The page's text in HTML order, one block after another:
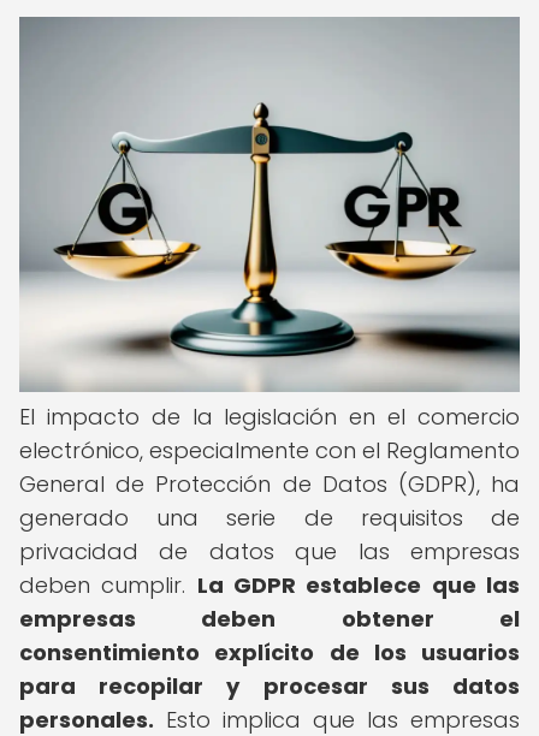
El impacto de la legislación en el comercio
electrónico, especialmente con el Reglamento
General de Protección de Datos (GDPR), ha
generado una serie de requisitos de
privacidad de datos que las empresas
deben cumplir. La GDPR establece que las
empresas deben obtener el
consentimiento explícito de los usuarios
para recopilar y procesar sus datos
personales. Esto implica que las empresas